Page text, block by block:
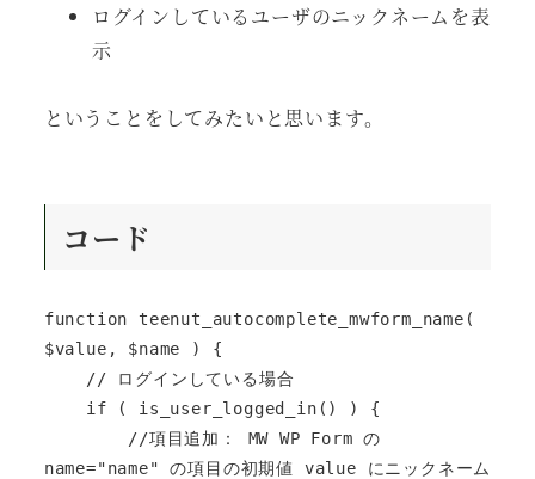
ログインしているユーザのニックネームを表
示
ということをしてみたいと思います。
コード
function teenut_autocomplete_mwform_name(
$value, $name ) {
name="name" の項目の初期値 value にニックネーム